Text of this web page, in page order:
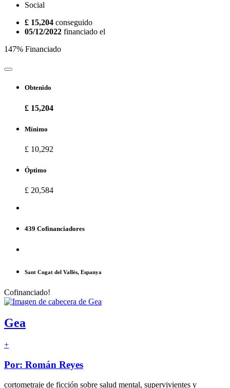
Social
£ 15,204 conseguido
05/12/2022 financiado el
147% Financiado
Obtenido
£ 15,204
Mínimo
£ 10,292
Óptimo
£ 20,584
439 Cofinanciadores
Sant Cugat del Vallès, Espanya
Cofinanciado!
Gea
+
Por: Román Reyes
cortometraje de ficción sobre salud mental, supervivientes y